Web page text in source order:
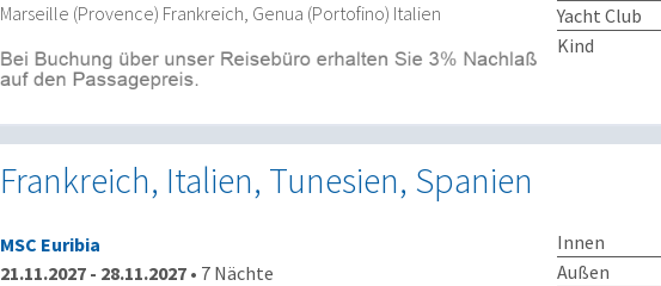
Marseille (Provence) Frankreich, Genua (Portofino) Italien
Yacht Club
Kind
Frankreich, Italien, Tunesien, Spanien
MSC Euribia
21.11.2027 - 28.11.2027 • 7 Nächte
Innen
Außen